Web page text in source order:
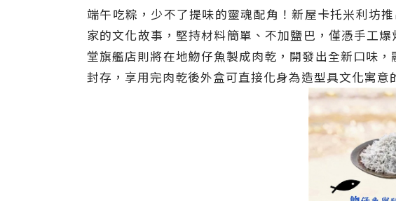
端午吃粽，少不了提味的靈魂配角！新屋卡托米利坊
家的文化故事，堅持材料簡單、不加鹽巴，僅憑手工
堂旗艦店則將在地魩仔魚製成肉乾，開發出全新口味
封存，享用完肉乾後外盒可直接化身為造型具文化寓